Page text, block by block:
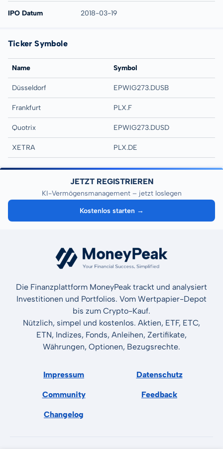
IPO Datum 2018-03-19
Ticker Symbole
Name Symbol
Düsseldorf EPWIG273.DUSB
Frankfurt PLX.F
Quotrix EPWIG273.DUSD
XETRA PLX.DE
JETZT REGISTRIEREN
KI-Vermögensmanagement – jetzt loslegen
Kostenlos starten →
Die Finanzplattform MoneyPeak trackt und analysiert
Investitionen und Portfolios. Vom Wertpapier-Depot
bis zum Crypto-Kauf.
Nützlich, simpel und kostenlos. Aktien, ETF, ETC,
ETN, Indizes, Fonds, Anleihen, Zertifikate,
Währungen, Optionen, Bezugsrechte.
Impressum Datenschutz
Community Feedback
Changelog